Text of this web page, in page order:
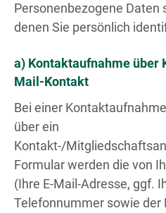
Personenbezogene Daten
denen Sie persönlich
a) Kontaktaufnahme über
Mail-Kontakt
Bei einer
über ein
Kontakt-/
Formular werden die von
(Ihre E-Mail-Adresse, ggf.
Telefonnummer sowie der